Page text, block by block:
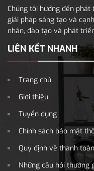
Chúng tôi hướng đến
giải pháp sáng tạo và
nhân, đào tạo và phát
LIÊN KẾT NHANH
Trang chủ
Giới thiệu
Tuyển dụng
Chính sách bảo mật
Quy định về thanh toán
Những câu hỏi thường